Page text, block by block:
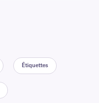
Étiquettes